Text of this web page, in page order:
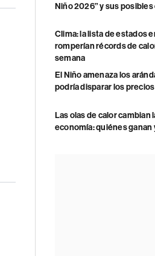
Niño 2026” y sus
Clima: la lista de estados
romperían récords de
semana
El Niño amenaza los
podría disparar los
Las olas de calor cambian
economía: quiénes